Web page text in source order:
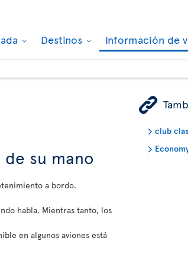
Destinos Información de
su mano
a bordo.
habla. Mientras tanto, los
en algunos aviones está
ÿ
club